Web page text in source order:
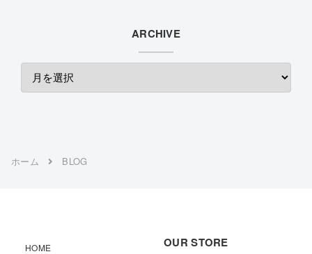
ARCHIVE
ホーム BLOG
HOME OUR STORE